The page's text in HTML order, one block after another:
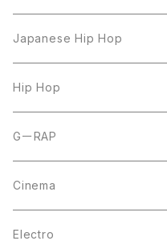
LP
7inch
CD
12inch
10inch
Japanese Hip Hop
12inch
LP
Hip Hop
LP
12inch
CD
GーRAP
12inch
LP
Cinema
LP
Electro